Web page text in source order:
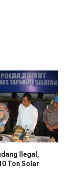
Ilegal,
Ton Solar